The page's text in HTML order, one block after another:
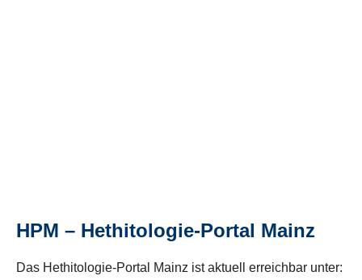
HPM – Hethitologie-Portal Mainz
Das Hethitologie-Portal Mainz ist aktuell erreichbar unter: